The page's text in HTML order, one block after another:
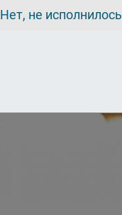
Нет, не исполнилось